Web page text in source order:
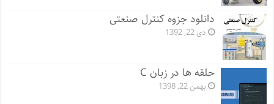
دانلود جزوه کنترل صنعتی
دی 22, 1392
حلقه ها در زبان C
بهمن 22, 1398